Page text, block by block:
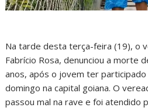
Na tarde desta terça-feira (19), o
Fabrício Rosa, denunciou a morte
anos, após o jovem ter
domingo na capital goiana. O
passou mal na rave e foi atendido